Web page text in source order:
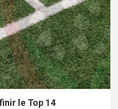
le Top 14